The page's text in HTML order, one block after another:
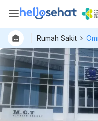
Rumah Sakit
Hospital